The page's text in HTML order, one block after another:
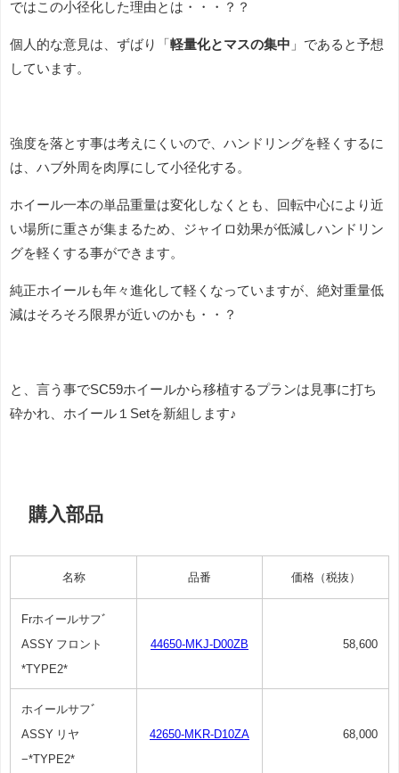
ではこの小径化した理由とは・・・？？
個人的な意見は、ずばり「 軽量化とマスの集中 」であると予想
しています。
強度を落とす事は考えにくいので、ハンドリングを軽くするに
は、ハブ外周を肉厚にして小径化する。
ホイール一本の単品重量は変化しなくとも、回転中心により近
い場所に重さが集まるため、ジャイロ効果が低減しハンドリン
グを軽くする事ができます。
純正ホイールも年々進化して軽くなっていますが、絶対重量低
減はそろそろ限界が近いのかも・・？
と、言う事でSC59ホイールから移植するプランは見事に打ち
砕かれ、ホイール１Setを新組します♪
購入部品
名称 品番 価格（税抜）
Frホイールサフﾞ
ASSY フロント
*TYPE2*
44650-MKJ-D00ZB 58,600
ホイールサフﾞ
ASSY リヤ
−*TYPE2*
42650-MKR-D10ZA 68,000